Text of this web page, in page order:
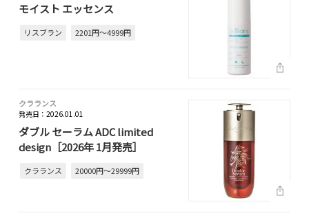
モイスト エッセンス
リスブラン 2201円～4999円
クラランス
発売日：2026.01.01
ダブル セーラム ADC limited
design［2026年 1月発売］
クラランス 20000円～29999円